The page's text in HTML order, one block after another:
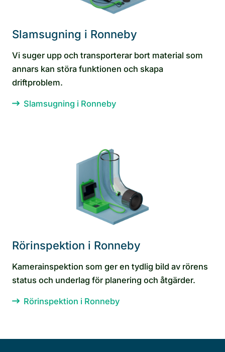
Slamsugning i Ronneby
Vi suger upp och transporterar bort material som
annars kan störa funktionen och skapa
driftproblem.
Slamsugning i Ronneby
Rörinspektion i Ronneby
Kamerainspektion som ger en tydlig bild av rörens
status och underlag för planering och åtgärder.
Rörinspektion i Ronneby